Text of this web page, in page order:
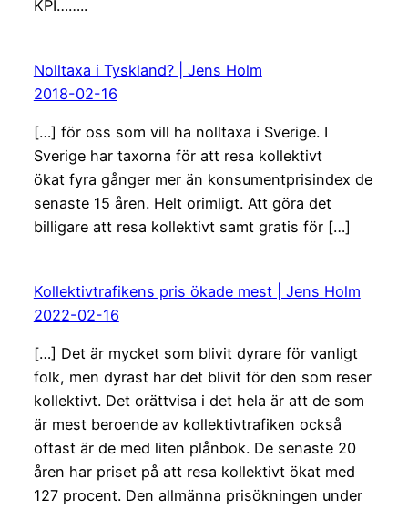
KPI……..
Nolltaxa i Tyskland? | Jens Holm
2018-02-16
[…] för oss som vill ha nolltaxa i Sverige. I
Sverige har taxorna för att resa kollektivt
ökat fyra gånger mer än konsumentprisindex de
senaste 15 åren. Helt orimligt. Att göra det
billigare att resa kollektivt samt gratis för […]
Kollektivtrafikens pris ökade mest | Jens Holm
2022-02-16
[…] Det är mycket som blivit dyrare för vanligt
folk, men dyrast har det blivit för den som reser
kollektivt. Det orättvisa i det hela är att de som
är mest beroende av kollektivtrafiken också
oftast är de med liten plånbok. De senaste 20
åren har priset på att resa kollektivt ökat med
127 procent. Den allmänna prisökningen under